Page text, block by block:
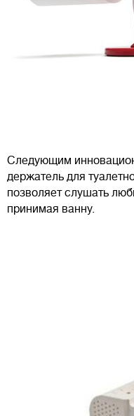
Следующим
держатель для
позволяет слушать
принимая ванну.